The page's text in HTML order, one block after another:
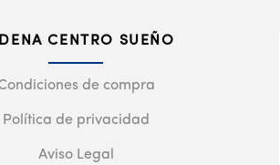
CENTRO SUEÑO
de compra
Política de privacidad
Aviso Legal